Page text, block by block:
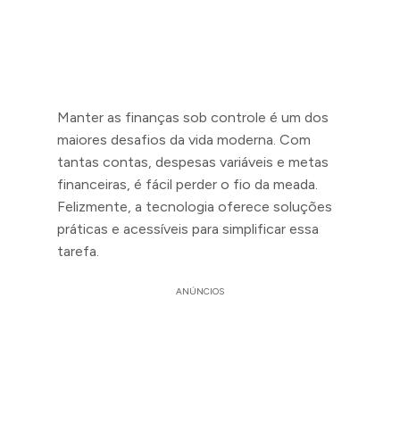
Manter as finanças sob controle é um dos
maiores desafios da vida moderna. Com
tantas contas, despesas variáveis e metas
financeiras, é fácil perder o fio da meada.
Felizmente, a tecnologia oferece soluções
práticas e acessíveis para simplificar essa
tarefa.
ANÚNCIOS